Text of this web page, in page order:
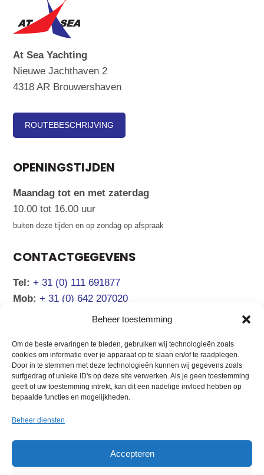
Beheer toestemming
Om de beste ervaringen te bieden, gebruiken wij technologieën zoals
cookies om informatie over je apparaat op te slaan en/of te raadplegen.
Door in te stemmen met deze technologieën kunnen wij gegevens zoals
surfgedrag of unieke ID's op deze site verwerken. Als je geen toestemming
geeft of uw toestemming intrekt, kan dit een nadelige invloed hebben op
bepaalde functies en mogelijkheden.
Beheer diensten
Accepteren
At Sea Yachting
Nieuwe Jachthaven 2
4318 AR Brouwershaven
ROUTEBESCHRIJVING
OPENINGSTIJDEN
Maandag tot en met zaterdag
10.00 tot 16.00 uur
buiten deze tijden en op zondag op afspraak
CONTACTGEGEVENS
Tel: + 31 (0) 111 691877
Mob: + 31 (0) 642 207020
info@atsea.nl
NAVIGATIE
Verkoopaanbod
Boot verkopen
Verhuur Kroatië
Chartermanagement